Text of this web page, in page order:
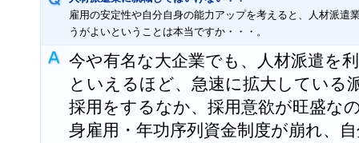
雇用の安定性や自分自身の能力アップを考えると、人材派遣
うがよいということは本当ですか・・・。
今や有名な大企業でも、人材派遣を
といえるほど、急速に拡大している
採用をするなか、採用意欲が旺盛な
身雇用・年功序列資金制度が崩れ、